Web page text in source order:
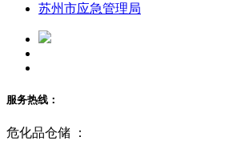
苏州市应急管理局
服务热线：
危化品仓储 ：